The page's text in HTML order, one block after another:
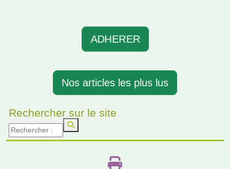
ADHERER
Nos articles les plus lus
Rechercher sur le site